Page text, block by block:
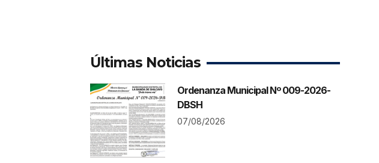
Últimas Noticias
Ordenanza Municipal Nº 009-2026-
DBSH
07/08/2026